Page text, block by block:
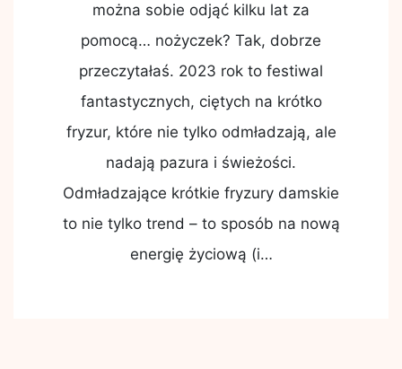
można sobie odjąć kilku lat za
pomocą… nożyczek? Tak, dobrze
przeczytałaś. 2023 rok to festiwal
fantastycznych, ciętych na krótko
fryzur, które nie tylko odmładzają, ale
nadają pazura i świeżości.
Odmładzające krótkie fryzury damskie
to nie tylko trend – to sposób na nową
energię życiową (i…